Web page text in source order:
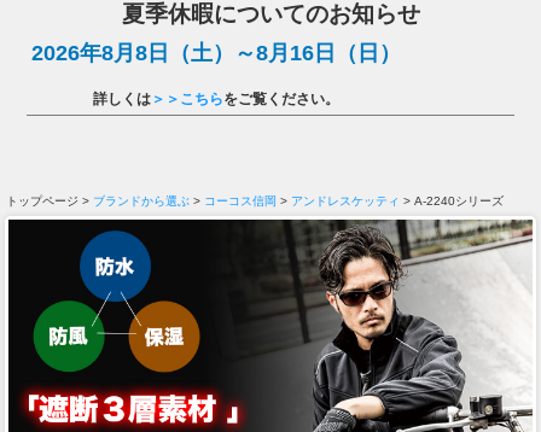
夏季休暇についてのお知らせ
2026年8月8日（土）～8月16日（日）
詳しくは ＞＞こちらをご覧ください。
トップページ > ブランドから選ぶ > コーコス信岡 > アンドレスケッティ > A-2240シリーズ